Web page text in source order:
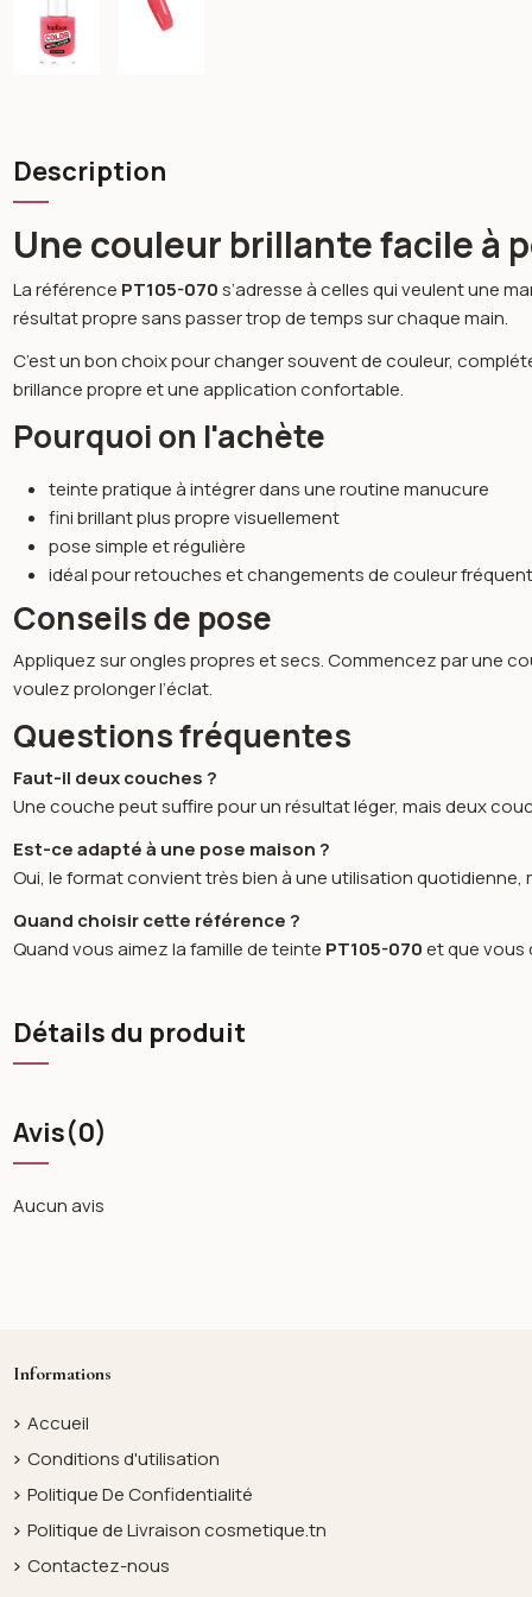
Description
Une couleur brillante facile à
La référence PT105-070s’adresse à celles qui veulent une
résultat propre sans passer trop de temps sur chaque main.
C’est un bon choix pour changer souvent de couleur,
brillance propre et une application confortable.
Pourquoi on l'achète
teinte pratique à intégrer dans une routine manucure
fini brillant plus propre visuellement
pose simple et régulière
idéal pour retouches et changements de couleur
Conseils de pose
Appliquez sur ongles propres et secs. Commencez par une
voulez prolonger l’éclat.
Questions fréquentes
Faut-il deux couches ?
Une couche peut suffire pour un résultat léger, mais deux
Est-ce adapté à une pose maison ?
Oui, le format convient très bien à une utilisation
Quand choisir cette référence ?
Quand vous aimez la famille de teinte PT105-070et que vous
Détails du produit
Avis(0)
Aucun avis
Informations
Accueil
Conditions d'utilisation
Politique De Confidentialité
Politique de Livraison cosmetique.tn
Contactez-nous